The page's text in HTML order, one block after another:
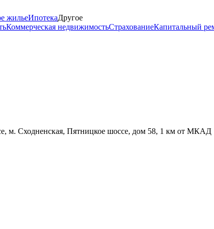
жильеИпотекаДругое
Коммерческая недвижимостьСтрахованиеКапитальный
м. Сходненская, Пятницкое шоссе, дом 58, 1 км от МКАД